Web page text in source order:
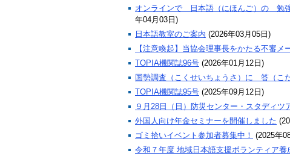
オンラインで 日本語（にほんご）の 勉
年04月03日 )
日本語教室のご案内 (2026年03月05日 )
【注意喚起】当協会理事長をかたる不審メ
TOPIA機関誌96号 (2026年01月12日 )
国勢調査（こくせいちょうさ）に 答（こ
TOPIA機関誌95号 (2025年09月12日 )
９月28日（日）防災センター・スタディツ
外国人向け年金セミナーを開催しました (
ゴミ拾いイベント参加者募集中！ (2025年
令和７年度 地域日本語支援ボランティア